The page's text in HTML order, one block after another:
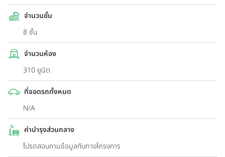
จำนวนชั้น
8 ชั้น
จำนวนห้อง
310 ยูนิต
ที่จอดรถทั้งหมด
N/A
ค่าบำรุงส่วนกลาง
โปรดสอบถามข้อมูลกับทางโครงการ